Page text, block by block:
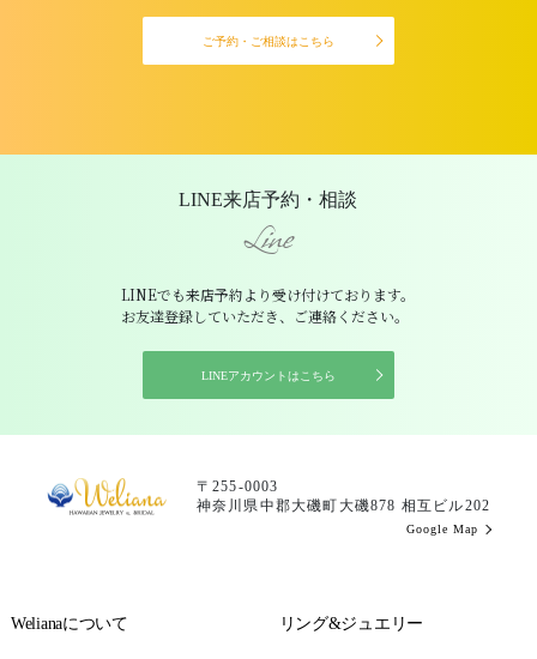
ご予約・ご相談はこちら
LINE来店予約・相談
Line
LINEでも来店予約より受け付けております。
お友達登録していただき、ご連絡ください。
LINEアカウントはこちら
〒255-0003
神奈川県中郡大磯町大磯878 相互ビル202
Google Map
Welianaについて リング&ジュエリー